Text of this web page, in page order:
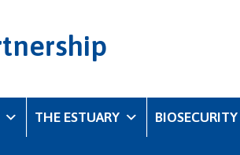
THE ESTUARY BIOSECURITY